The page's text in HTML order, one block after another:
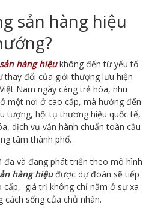
sản hàng hiệu
hàng hiệukhông đến từ yếu tố
thay đổi của giới thượng lưu hiện
Nam ngày càng trẻ hóa, nhu
một nơi ở cao cấp, mà hướng đến
tượng, hội tụ thương hiệu quốc tế,
dịch vụ vận hành chuẩn toàn cầu
tâm thành phố.
đã và đang phát triển theo mô hình
hàng hiệuđược dự đoán sẽ tiếp
cấp, giá trị không chỉ nằm ở sự xa
sống của chủ nhân.